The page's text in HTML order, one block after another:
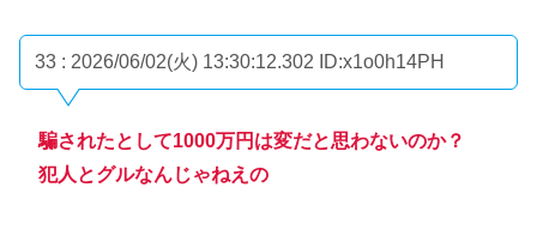
33 : 2026/06/02(火) 13:30:12.302 ID:x1o0h14PH
騙されたとして1000万円は変だと思わないのか？
犯人とグルなんじゃねえの